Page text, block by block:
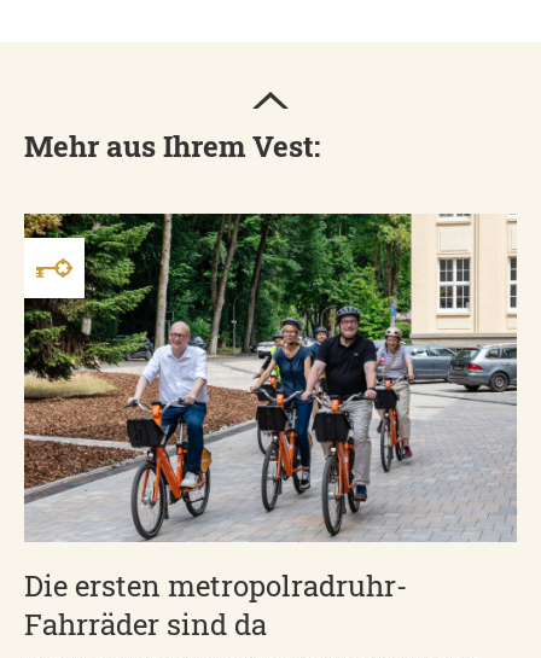
Mehr aus Ihrem Vest:
Die ersten metropolradruhr-
Fahrräder sind da